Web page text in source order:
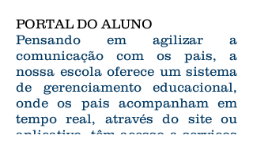
PORTAL DO ALUNO
Pensando em agilizar a
comunicação com os pais, a
nossa escola oferece um sistema
de gerenciamento educacional,
onde os pais acompanham em
tempo real, através do site ou
aplicativo, têm acesso a serviços